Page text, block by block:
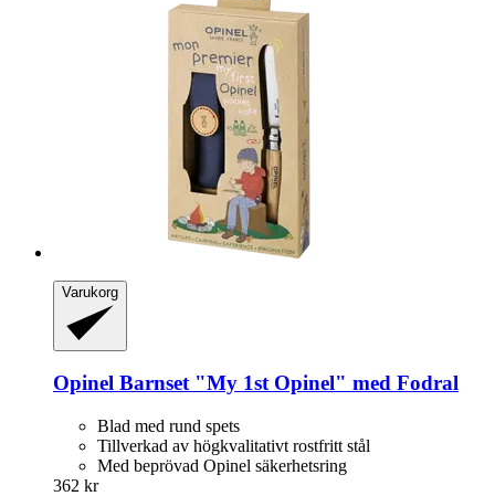
Varukorg
Opinel Barnset "My 1st Opinel" med Fodral
Blad med rund spets
Tillverkad av högkvalitativt rostfritt stål
Med beprövad Opinel säkerhetsring
362 kr